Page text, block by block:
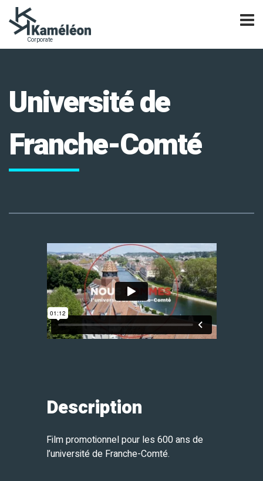
Université de
Franche-Comté
Description
Film promotionnel pour les 600 ans de
l’université de Franche-Comté.